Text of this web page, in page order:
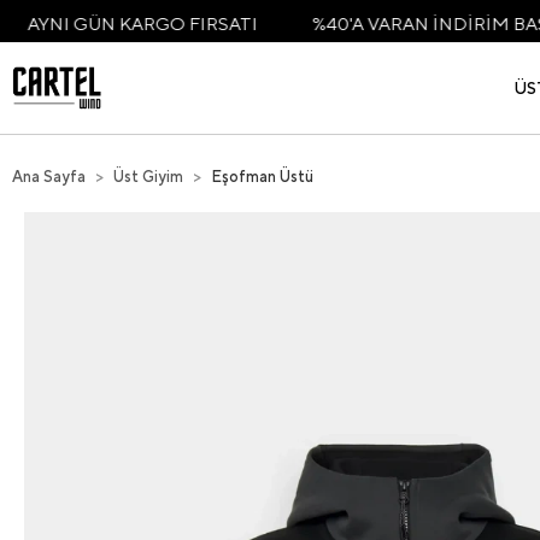
KARGO FIRSATI %40'A VARAN İNDİRİM BAŞLADI
Ana Sayfa Üst Giyim Eşofman Üstü